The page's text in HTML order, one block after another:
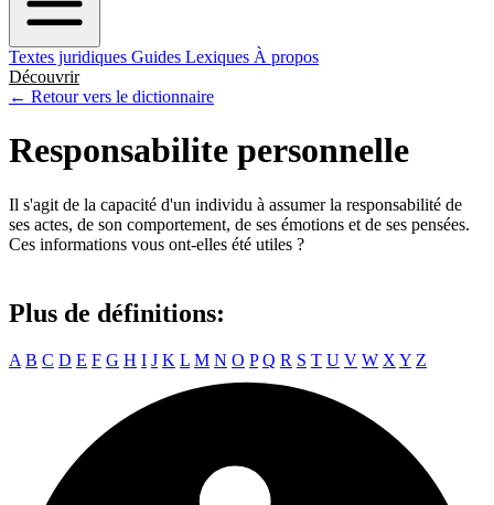
Textes juridiques Guides Lexiques À propos
Découvrir
← Retour vers le dictionnaire
Responsabilite personnelle
Il s'agit de la capacité d'un individu à assumer la responsabilité de
ses actes, de son comportement, de ses émotions et de ses pensées.
Ces informations vous ont-elles été utiles ?
Plus de définitions:
A B C D E F G H I J K L M N O P Q R S T U V W X Y Z